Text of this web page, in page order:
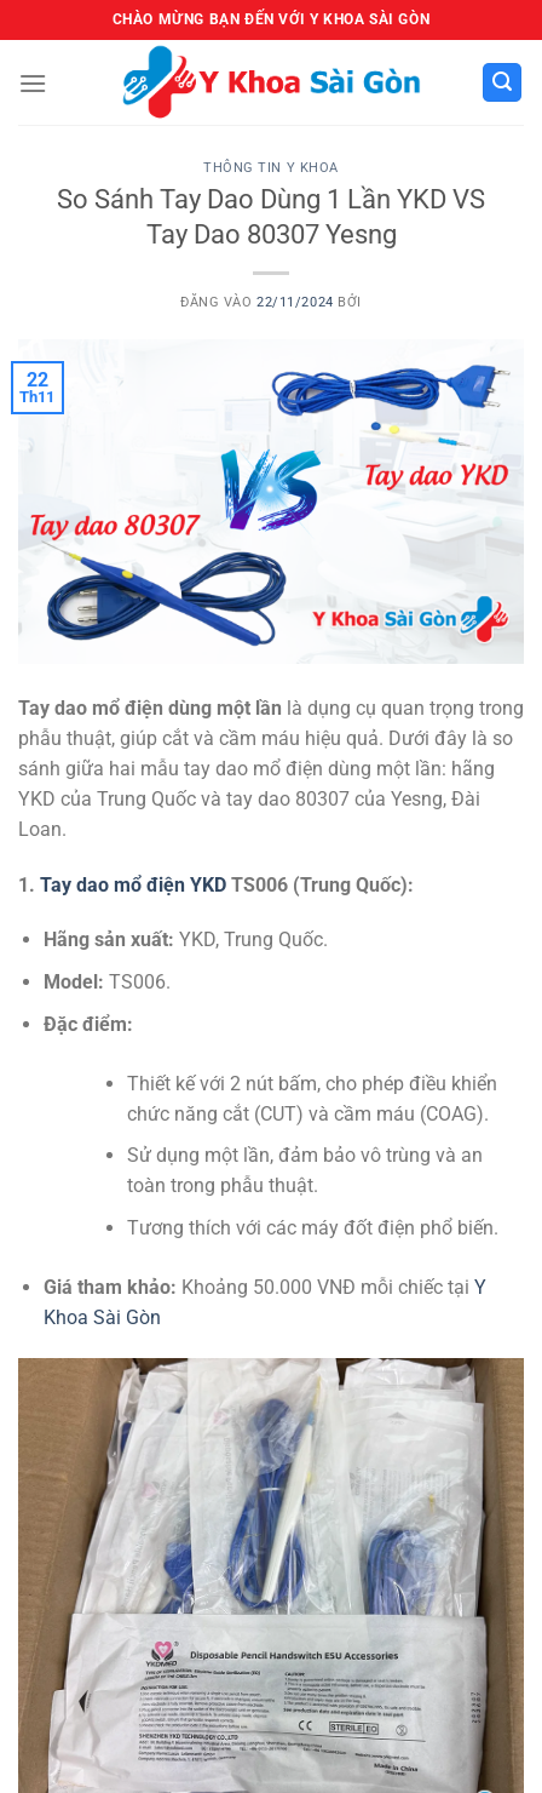
qua
nội
CHÀO MỪNG BẠN ĐẾN VỚI Y KHOA SÀI GÒN
THÔNG TIN Y KHOA
So Sánh Tay Dao Dùng 1 Lần YKD VS
Tay Dao 80307 Yesng
ĐĂNG VÀO22/11/2024 BỞI
22
Th11
Tay dao mổ điện dùng một lần là dụng cụ quan trọng trong
phẫu thuật, giúp cắt và cầm máu hiệu quả. Dưới đây là so
sánh giữa hai mẫu tay dao mổ điện dùng một lần: hãng
YKD của Trung Quốc và tay dao 80307 của Yesng, Đài
Loan.
1. Tay dao mổ điện YKD TS006 (Trung Quốc):
Hãng sản xuất: YKD, Trung Quốc.
Model: TS006.
Đặc điểm:
Thiết kế với 2 nút bấm, cho phép điều khiển
chức năng cắt (CUT) và cầm máu (COAG).
Sử dụng một lần, đảm bảo vô trùng và an
toàn trong phẫu thuật.
Tương thích với các máy đốt điện phổ biến.
Giá tham khảo: Khoảng 50.000 VNĐ mỗi chiếc tại Y
Khoa Sài Gòn